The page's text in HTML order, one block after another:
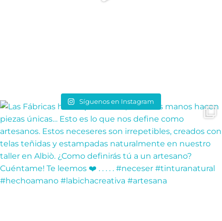
Síguenos en Instagram